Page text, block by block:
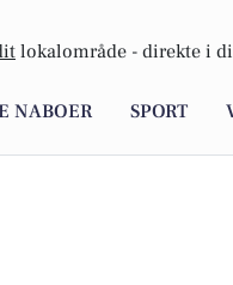
lokalområde - direkte i
NABOER SPORT